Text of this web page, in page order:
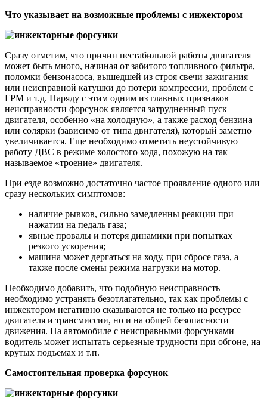
Что указывает на возможные проблемы с инжектором
Сразу отметим, что причин нестабильной работы двигателя
может быть много, начиная от забитого топливного фильтра,
поломки бензонасоса, вышедшей из строя свечи зажигания
или неисправной катушки до потери компрессии, проблем с
ГРМ и т.д. Наряду с этим одним из главных признаков
неисправности форсунок является затрудненный пуск
двигателя, особенно «на холодную», а также расход бензина
или солярки (зависимо от типа двигателя), который заметно
увеличивается. Еще необходимо отметить неустойчивую
работу ДВС в режиме холостого хода, похожую на так
называемое «троение» двигателя.
При езде возможно достаточно частое проявление одного или
сразу нескольких симптомов:
наличие рывков, сильно замедленны реакции при
нажатии на педаль газа;
явные провалы и потеря динамики при попытках
резкого ускорения;
машина может дергаться на ходу, при сбросе газа, а
также после смены режима нагрузки на мотор.
Необходимо добавить, что подобную неисправность
необходимо устранять безотлагательно, так как проблемы с
инжектором негативно сказываются не только на ресурсе
двигателя и трансмиссии, но и на общей безопасности
движения. На автомобиле с неисправными форсунками
водитель может испытать серьезные трудности при обгоне, на
крутых подъемах и т.п.
Самостоятельная проверка форсунок